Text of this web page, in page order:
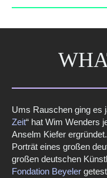
Ums Rauschen ging es
Zeit“ hat Wim Wenders
Anselm Kiefer
Porträt eines großen
großen deutschen
Fondation Beyeler